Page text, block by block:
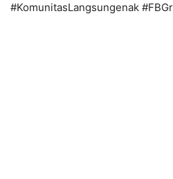
#KomunitasLangsungenak